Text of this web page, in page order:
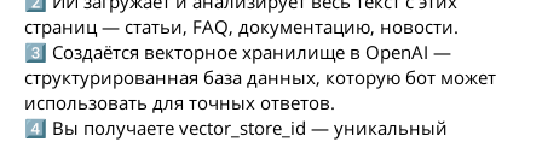
страниц — статьи, FAQ, документацию, новости.
3️⃣ Создаётся векторное хранилище в OpenAI —
структурированная база данных, которую бот может
использовать для точных ответов.
4️⃣ Вы получаете vector_store_id — уникальный